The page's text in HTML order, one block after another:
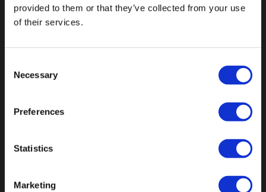
provided to them or that they’ve collected from your use
of their services.
Selection
Necessary
Preferences
Statistics
Marketing
Fallen Sie mit einzigartigen